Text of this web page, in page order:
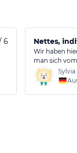
6 Nettes,
Wir haben
man sich
Sylvia